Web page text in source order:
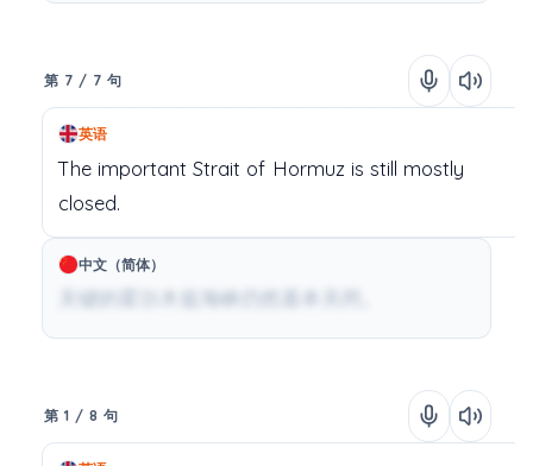
第 7 / 7 句
英语
The important Strait of Hormuz is still mostly
closed.
中文（简体）
关键的霍尔木兹海峡仍然基本关闭。
第 1 / 8 句